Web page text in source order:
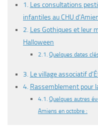
Les consultations
infantiles au CHU
Les Gothiques et leur
Halloween
Quelques dates
Le village associatif
Rassemblement pour
Quelques autres
Amiens en octobre :